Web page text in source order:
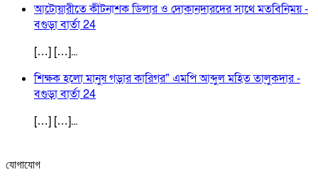
আটোয়ারীতে কীটনাশক ডিলার ও দোকানদারদের সাথে মতবিনিময় -
বগুড়া বার্তা 24
[…] […]...
শিক্ষক হলো মানুষ গড়ার কারিগর" এমপি আব্দুল মহিত তালুকদার -
বগুড়া বার্তা 24
[…] […]...
যোগাযোগ